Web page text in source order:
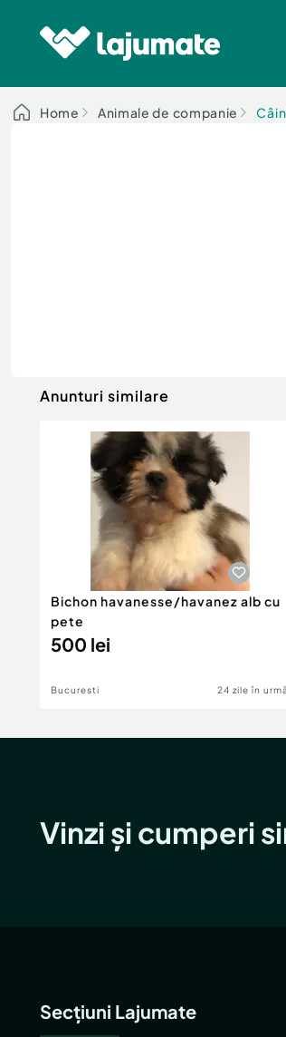
Home Animale de companie
Anunturi similare
Bichon havanesse/havanez alb cu
pete
500 lei
Bucuresti 24 zile în urmă
Vinzi și cumperi
Secțiuni Lajumate